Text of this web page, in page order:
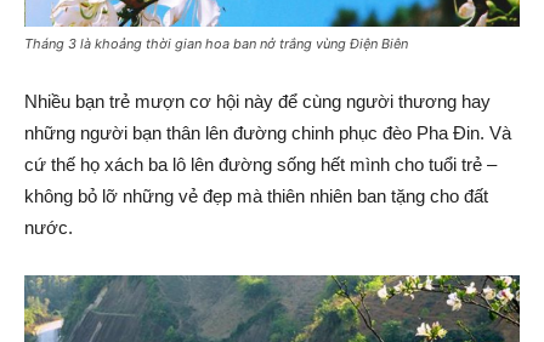
Tháng 3 là khoảng thời gian hoa ban nở trắng vùng Điện Biên
Nhiều bạn trẻ mượn cơ hội này để cùng người thương hay
những người bạn thân lên đường chinh phục đèo Pha Đin. Và
cứ thế họ xách ba lô lên đường sống hết mình cho tuổi trẻ –
không bỏ lỡ những vẻ đẹp mà thiên nhiên ban tặng cho đất
nước.